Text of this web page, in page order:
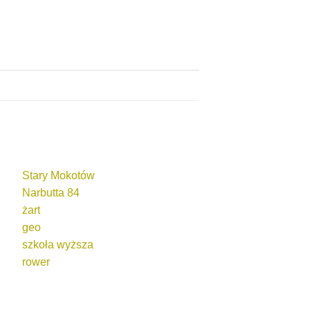
Stary Mokotów
Narbutta 84
żart
geo
szkoła wyższa
rower